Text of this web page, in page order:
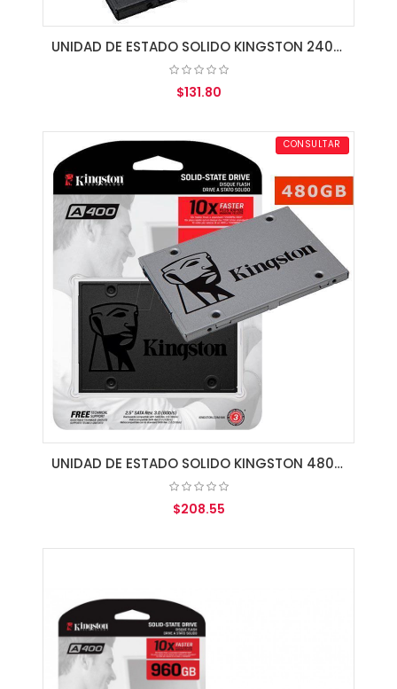
UNIDAD DE ESTADO SOLIDO KINGSTON 240GB A400 SATA3 2.5 SSD 7MM HEIGHT
$131.80
AGREGAR AL CARRITO CONSULTAR
UNIDAD DE ESTADO SOLIDO KINGSTON 480GB A400 SATA3 2.5 SSD 7MM HEIGHT
$208.55